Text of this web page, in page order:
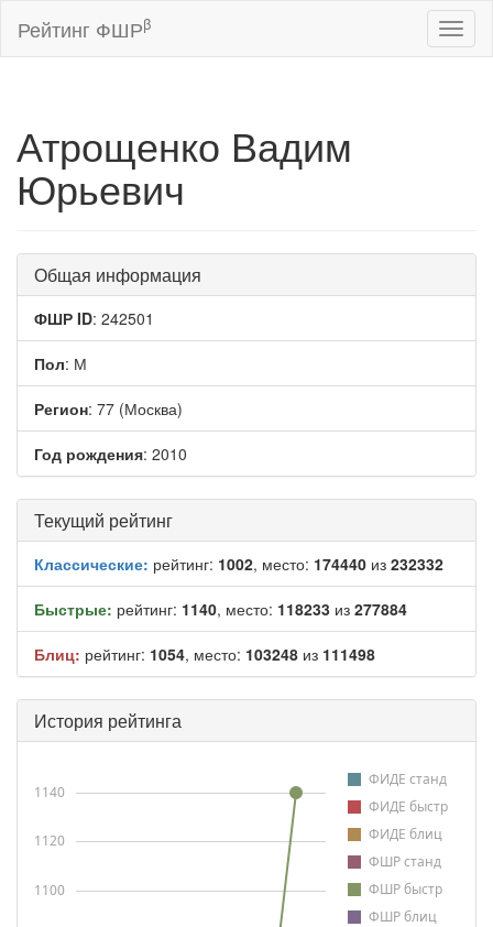
Рейтинг ФШРβ
Атрощенко Вадим
Юрьевич
Общая информация
ФШР ID: 242501
Пол: М
Регион: 77 (Москва)
Год рождения: 2010
Текущий рейтинг
Классические: рейтинг: 1002, место: 174440 из 232332
Быстрые: рейтинг: 1140, место: 118233 из 277884
Блиц: рейтинг: 1054, место: 103248 из 111498
История рейтинга
ФИДЕ станд
ФИДЕ быстр
ФИДЕ блиц
ФШР станд
ФШР быстр
ФШР блиц
1100
1120
1140